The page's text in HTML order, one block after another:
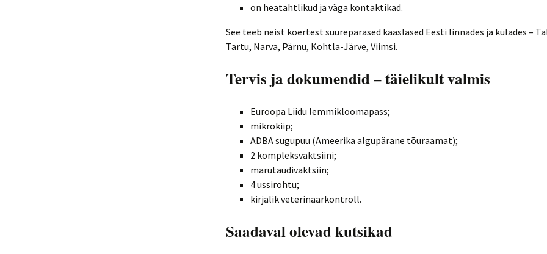
on heatahtlikud ja väga kontaktikad.
See teeb neist koertest suurepärased kaaslased Eesti linnades ja külades –
Tartu, Narva, Pärnu, Kohtla-Järve, Viimsi.
Tervis ja dokumendid – täielikult valmis
Euroopa Liidu lemmikloomapass;
mikrokiip;
ADBA sugupuu (Ameerika algupärane tõuraamat);
2 kompleksvaktsiini;
marutaudivaktsiin;
4 ussirohtu;
kirjalik veterinaarkontroll.
Saadaval olevad kutsikad